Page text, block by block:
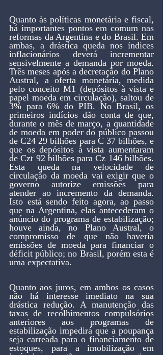
Quanto às políticas monetária e fiscal,
há importantes pontos em comum nas
reformas da Argentina e do Brasil. Em
ambas, a drástica queda nos índices
inflacionários deverá incrementar
sensivelmente a demanda por moeda.
Três meses após a decretação do Plano
Austral, a oferta monetária, medida
pelo conceito M1 (depósitos à vista e
papel moeda em circulação), saltou de
3% para 6% do PIB. No Brasil, os
primeiros indícios dão conta de que,
durante o mês de março, a quantidade
de moeda em poder do público passou
de C24 29 bilhões para C 37 bilhões, e
que os depósitos à vista aumentaram
de Czt 92 bilhões para Cz 146 bilhões.
Esta queda na velocidade de
circulação da moeda vai exigir que o
governo autorize emissões para
atender ao incremento da demanda.
Isto está sendo feito agora, ao passo
que na Argentina, elas antecederam o
anúncio do programa de estabilização;
houve ainda, no Plano Austral, o
compromisso de que não haveria
emissões de moeda para financiar o
déficit público; no Brasil, porém esta é
uma expectativa.
Quanto aos juros, em ambos os casos
não há interesse imediato na sua
drástica redução. A manutenção das
taxas de recolhimentos compulsórios
anteriores aos programas de
estabilização impedirá que a poupança
seja carreada para o financiamento de
estoques, para a imobilização em